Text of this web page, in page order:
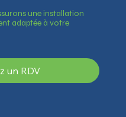
une installation
adaptée à votre
un RDV